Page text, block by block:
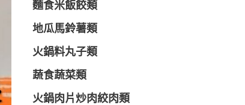
麵食米飯餃類
地瓜馬鈴薯類
火鍋料丸子類
蔬食蔬菜類
火鍋肉片炒肉絞肉類